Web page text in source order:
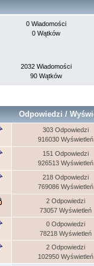
0 Wiadomości
0 Wątków
2032 Wiadomości
90 Wątków
Odpowiedzi /
303 Odpowiedzi
916030 Wyświetleń
151 Odpowiedzi
926513 Wyświetleń
218 Odpowiedzi
769086 Wyświetleń
2 Odpowiedzi
73057 Wyświetleń
0 Odpowiedzi
78218 Wyświetleń
2 Odpowiedzi
102950 Wyświetleń